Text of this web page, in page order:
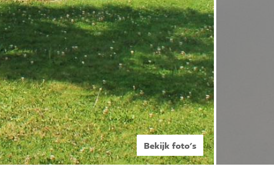
Bekijk foto's